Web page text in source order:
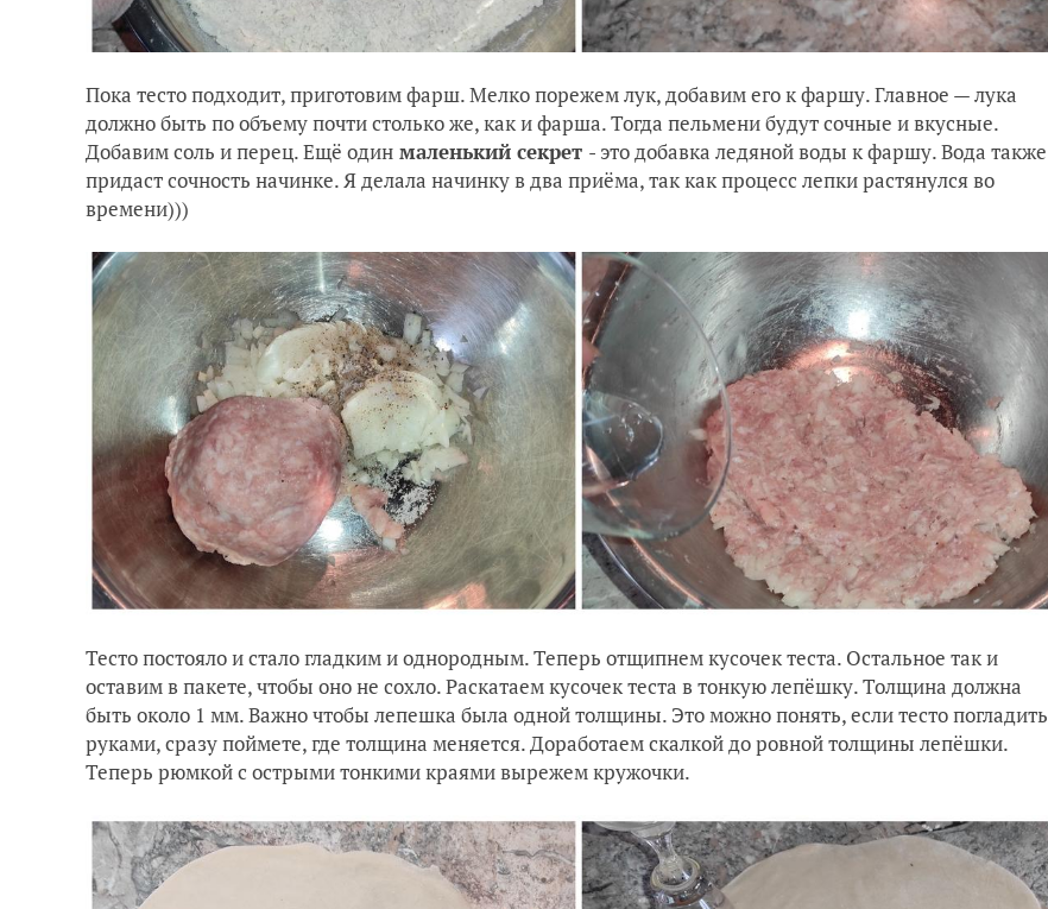
Пока тесто подходит, приготовим фарш. Мелко порежем лук, добавим его к фаршу. Главное — лука
должно быть по объему почти столько же, как и фарша. Тогда пельмени будут сочные и вкусные.
Добавим соль и перец. Ещё один маленький секрет - это добавка ледяной воды к фаршу. Вода также
придаст сочность начинке. Я делала начинку в два приёма, так как процесс лепки растянулся во
времени)))
Тесто постояло и стало гладким и однородным. Теперь отщипнем кусочек теста. Остальное так и
оставим в пакете, чтобы оно не сохло. Раскатаем кусочек теста в тонкую лепёшку. Толщина должна
быть около 1 мм. Важно чтобы лепешка была одной толщины. Это можно понять, если тесто погладить
руками, сразу поймете, где толщина меняется. Доработаем скалкой до ровной толщины лепёшки.
Теперь рюмкой с острыми тонкими краями вырежем кружочки.